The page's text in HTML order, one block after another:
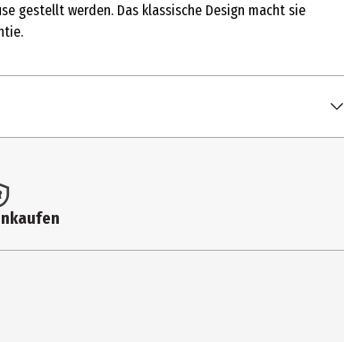
gestellt werden. Das klassische Design macht sie